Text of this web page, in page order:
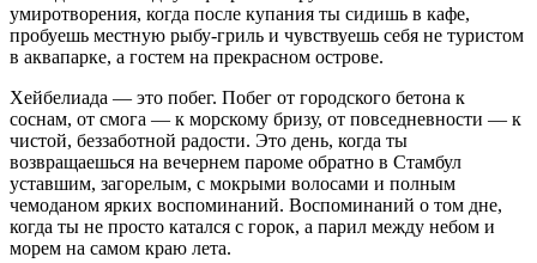
умиротворения, когда после купания ты сидишь в кафе,
пробуешь местную рыбу-гриль и чувствуешь себя не туристом
в аквапарке, а гостем на прекрасном острове.
Хейбелиада — это побег. Побег от городского бетона к
соснам, от смога — к морскому бризу, от повседневности — к
чистой, беззаботной радости. Это день, когда ты
возвращаешься на вечернем пароме обратно в Стамбул
уставшим, загорелым, с мокрыми волосами и полным
чемоданом ярких воспоминаний. Воспоминаний о том дне,
когда ты не просто катался с горок, а парил между небом и
морем на самом краю лета.